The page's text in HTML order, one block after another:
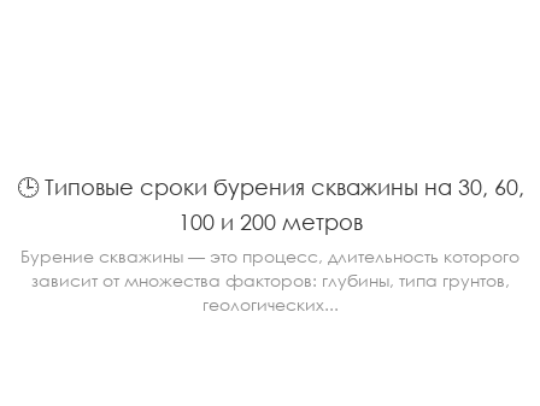
🕒 Типовые сроки бурения скважины на 30, 60,
100 и 200 метров
Бурение скважины — это процесс, длительность которого
зависит от множества факторов: глубины, типа грунтов,
геологических...